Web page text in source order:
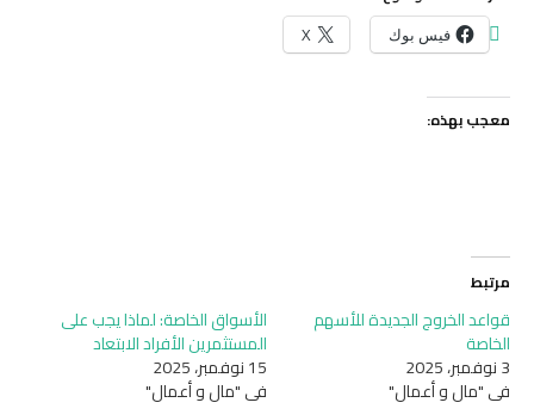
فيس بوك X
معجب بهذه:
مرتبط
قواعد الخروج الجديدة للأسهم
الخاصة
3 نوفمبر، 2025
في "مال و أعمال"
الأسواق الخاصة: لماذا يجب على
المستثمرين الأفراد الابتعاد
15 نوفمبر، 2025
في "مال و أعمال"